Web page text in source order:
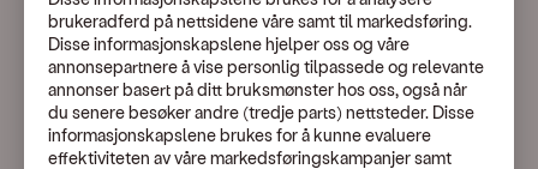
Mobiltelefon
OneCall kunder
brukeradferd på nettsidene våre samt til markedsføring.
Disse informasjonskapslene hjelper oss og våre
annonsepartnere å vise personlig tilpassede og relevante
annonser basert på ditt bruksmønster hos oss, også når
du senere besøker andre (tredje parts) nettsteder. Disse
informasjonskapslene brukes for å kunne evaluere
effektiviteten av våre markedsføringskampanjer samt